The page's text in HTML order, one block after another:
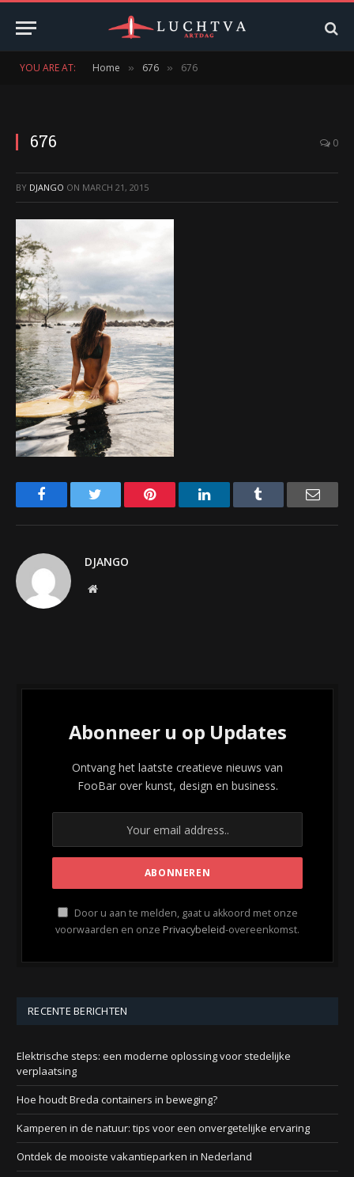
YOU ARE AT: Home » 676 » 676
676 0
BY DJANGO ON MARCH 21, 2015
Facebook Pinterest LinkedIn Email
DJANGO
Website
Abonneer u op Updates
Ontvang het laatste creatieve nieuws van
FooBar over kunst, design en business.
Door u aan te melden, gaat u akkoord met onze
voorwaarden en onze Privacybeleid-overeenkomst.
RECENTE BERICHTEN
Elektrische steps: een moderne oplossing voor stedelijke
verplaatsing
Hoe houdt Breda containers in beweging?
Kamperen in de natuur: tips voor een onvergetelijke ervaring
Ontdek de mooiste vakantieparken in Nederland